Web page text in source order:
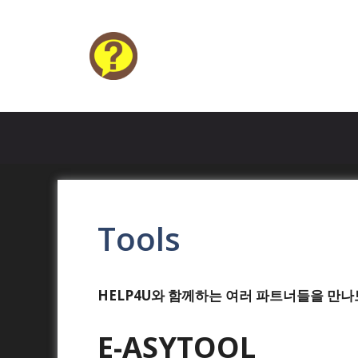
Tools
HELP4U와 함께하는 여러 파트너들을 만나
E-ASYTOOL